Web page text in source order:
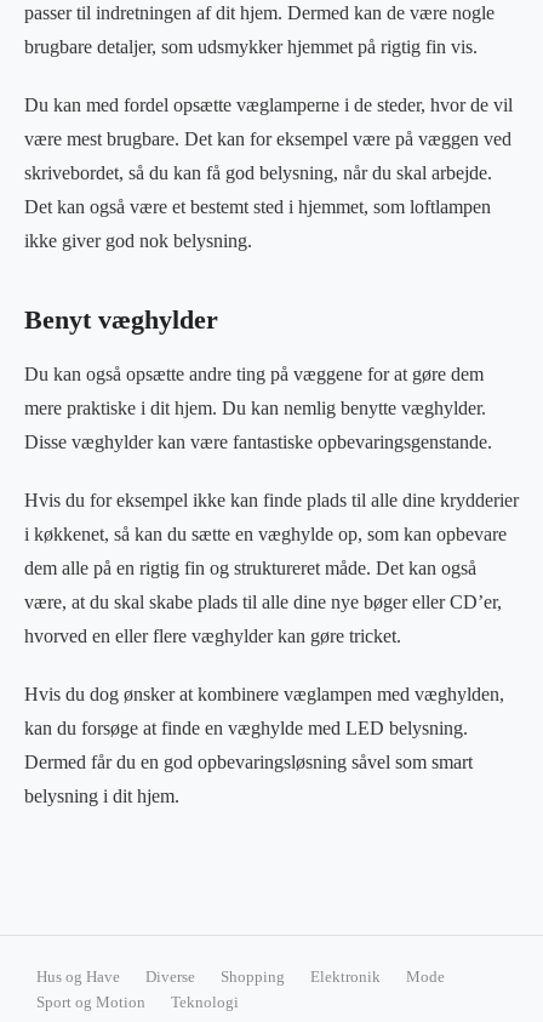
passer til indretningen af dit hjem. Dermed kan de være nogle
brugbare detaljer, som udsmykker hjemmet på rigtig fin vis.
Du kan med fordel opsætte væglamperne i de steder, hvor de vil
være mest brugbare. Det kan for eksempel være på væggen ved
skrivebordet, så du kan få god belysning, når du skal arbejde.
Det kan også være et bestemt sted i hjemmet, som loftlampen
ikke giver god nok belysning.
Benyt væghylder
Du kan også opsætte andre ting på væggene for at gøre dem
mere praktiske i dit hjem. Du kan nemlig benytte væghylder.
Disse væghylder kan være fantastiske opbevaringsgenstande.
Hvis du for eksempel ikke kan finde plads til alle dine krydderier
i køkkenet, så kan du sætte en væghylde op, som kan opbevare
dem alle på en rigtig fin og struktureret måde. Det kan også
være, at du skal skabe plads til alle dine nye bøger eller CD’er,
hvorved en eller flere væghylder kan gøre tricket.
Hvis du dog ønsker at kombinere væglampen med væghylden,
kan du forsøge at finde en væghylde med LED belysning.
Dermed får du en god opbevaringsløsning såvel som smart
belysning i dit hjem.
Hus og Have Diverse Shopping Elektronik
Mode
Sport og Motion
Teknologi